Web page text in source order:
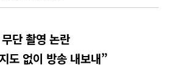
단 촬영 논란
도 없이 방송 내보내”